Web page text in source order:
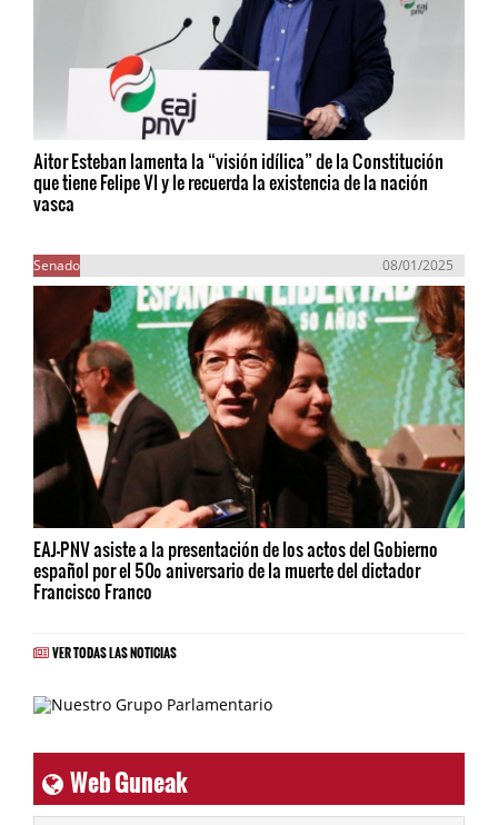
Aitor Esteban lamenta la “visión idílica” de la Constitución
que tiene Felipe VI y le recuerda la existencia de la nación
vasca
Senado 08/01/2025
EAJ-PNV asiste a la presentación de los actos del Gobierno
español por el 50º aniversario de la muerte del dictador
Francisco Franco
VER TODAS LAS NOTICIAS
Web Guneak